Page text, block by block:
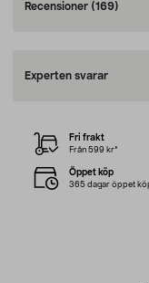
Recensioner (169)
Experten svarar
Fri frakt
Från 599 kr*
Öppet köp
365 dagar öppet